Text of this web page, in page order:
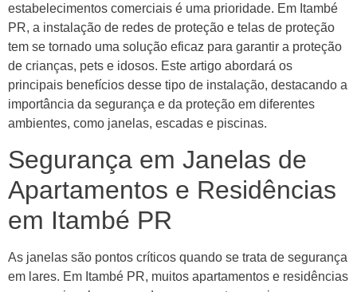
estabelecimentos comerciais é uma prioridade. Em Itambé
PR, a instalação de redes de proteção e telas de proteção
tem se tornado uma solução eficaz para garantir a proteção
de crianças, pets e idosos. Este artigo abordará os
principais benefícios desse tipo de instalação, destacando a
importância da segurança e da proteção em diferentes
ambientes, como janelas, escadas e piscinas.
Segurança em Janelas de
Apartamentos e Residências
em Itambé PR
As janelas são pontos críticos quando se trata de segurança
em lares. Em Itambé PR, muitos apartamentos e residências